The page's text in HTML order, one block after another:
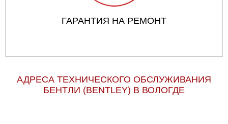
ГАРАНТИЯ НА РЕМОНТ
АДРЕСА ТЕХНИЧЕСКОГО ОБСЛУЖИВАНИЯ
БЕНТЛИ (BENTLEY) В ВОЛОГДЕ